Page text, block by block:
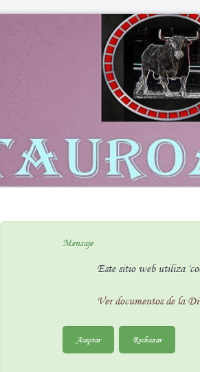
Mensaje
Este sitio web utiliza
Ver documentos de la
Aceptar Rechazar